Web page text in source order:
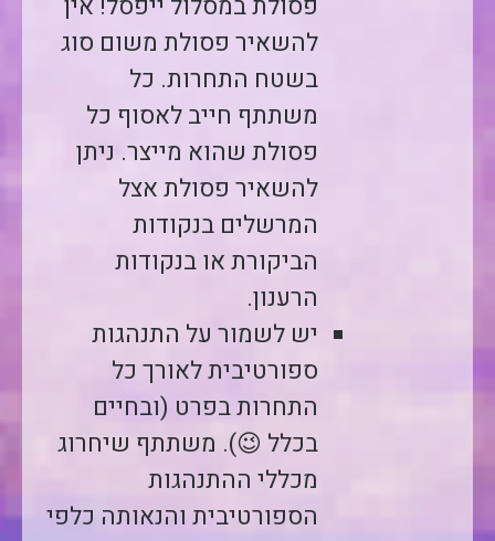
להשאיר פסולת משום סוג
בשטח התחרות. כל
משתתף חייב לאסוף כל
פסולת שהוא מייצר. ניתן
להשאיר פסולת אצל
המרשלים בנקודות
הביקורת או בנקודות
הרענון.
יש לשמור על התנהגות
ספורטיבית לאורך כל
התחרות בפרט (ובחיים
בכלל 😉). משתתף שיחרוג
מכללי ההתנהגות
הספורטיבית והנאותה כלפי